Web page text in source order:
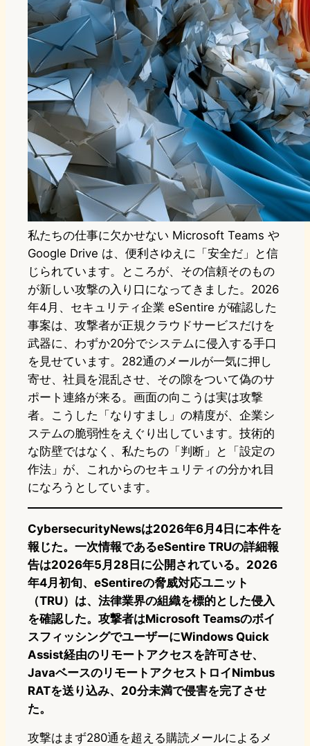
私たちの仕事に欠かせない Microsoft Teams や
Google Drive は、便利さゆえに「安全だ」と信
じられています。ところが、その信頼そのもの
が新しい攻撃の入り口になってきました。2026
年4月、セキュリティ企業 eSentire が確認した
事案は、攻撃者が正規クラウドサービスだけを
武器に、わずか20分でシステムに侵入する手口
を見せています。282通のメールが一気に押し
寄せ、社員を混乱させ、その隙をついて偽のサ
ポート連絡が来る。画面の向こうは実は攻撃
者。こうした「なりすまし」の精度が、企業シ
ステムの脆弱性をえぐり出しています。技術的
な防壁ではなく、私たちの「判断」と「設定の
作法」が、これからのセキュリティの分かれ目
になろうとしています。
CybersecurityNewsは2026年6月4日に本件を
報じた。一次情報であるeSentire TRUの詳細報
告は2026年5月28日に公開されている。2026
年4月初旬、eSentireの脅威対応ユニット
（TRU）は、法律業界の組織を標的とした侵入
を確認した。攻撃者はMicrosoft Teamsのボイ
スフィッシングでユーザーにWindows Quick
Assist経由のリモートアクセスを許可させ、
JavaベースのリモートアクセストロイNimbus
RATを送り込み、20分未満で侵害を完了させ
た。
攻撃はまず280通を超える購読メールによるメ